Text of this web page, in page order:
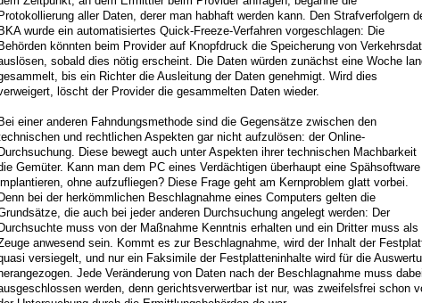
Protokollierung aller Daten, derer man habhaft werden kann. Den Strafverfolgern
BKA wurde ein automatisiertes Quick-Freeze-Verfahren vorgeschlagen: Die
Behörden könnten beim Provider auf Knopfdruck die Speicherung von
sobald dies nötig erscheint. Die Daten würden zunächst eine Woche
bis ein Richter die Ausleitung der Daten genehmigt. Wird dies
löscht der Provider die gesammelten Daten wieder.
Bei einer anderen Fahndungsmethode sind die Gegensätze zwischen den
und rechtlichen Aspekten gar nicht aufzulösen: der Online-
Durchsuchung. Diese bewegt auch unter Aspekten ihrer technischen Machbarkeit
Gemüter. Kann man dem PC eines Verdächtigen überhaupt eine Spähsoftware
ohne aufzufliegen? Diese Frage geht am Kernproblem glatt vorbei.
Denn bei der herkömmlichen Beschlagnahme eines Computers gelten die
die auch bei jeder anderen Durchsuchung angelegt werden: Der
Durchsuchte muss von der Maßnahme Kenntnis erhalten und ein Dritter muss als
anwesend sein. Kommt es zur Beschlagnahme, wird der Inhalt der
versiegelt, und nur ein Faksimile der Festplatteninhalte wird für die
herangezogen. Jede Veränderung von Daten nach der Beschlagnahme muss dabei
werden, denn gerichtsverwertbar ist nur, was zweifelsfrei schon